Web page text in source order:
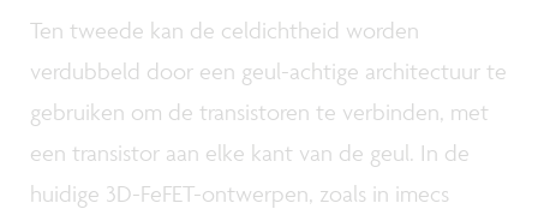
Ten tweede kan de celdichtheid worden
verdubbeld door een geul-achtige architectuur te
gebruiken om de transistoren te verbinden, met
een transistor aan elke kant van de geul. In de
huidige 3D-FeFET-ontwerpen, zoals in imecs